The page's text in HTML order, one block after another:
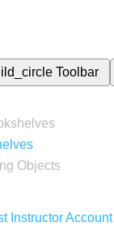
Toolbar
Objects
Instructor Account